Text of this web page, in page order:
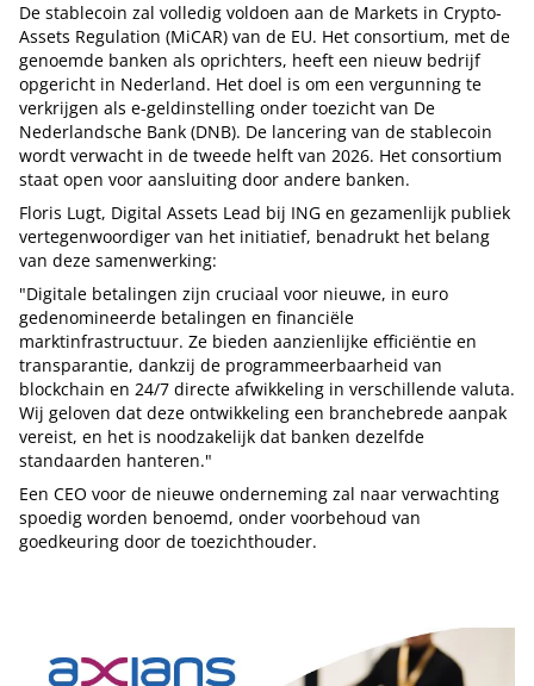
De stablecoin zal volledig voldoen aan de Markets in Crypto-
Assets Regulation (MiCAR) van de EU. Het consortium, met de
genoemde banken als oprichters, heeft een nieuw bedrijf
opgericht in Nederland. Het doel is om een vergunning te
verkrijgen als e-geldinstelling onder toezicht van De
Nederlandsche Bank (DNB). De lancering van de stablecoin
wordt verwacht in de tweede helft van 2026. Het consortium
staat open voor aansluiting door andere banken.
Floris Lugt, Digital Assets Lead bij ING en gezamenlijk publiek
vertegenwoordiger van het initiatief, benadrukt het belang
van deze samenwerking:
"Digitale betalingen zijn cruciaal voor nieuwe, in euro
gedenomineerde betalingen en financiële
marktinfrastructuur. Ze bieden aanzienlijke efficiëntie en
transparantie, dankzij de programmeerbaarheid van
blockchain en 24/7 directe afwikkeling in verschillende valuta.
Wij geloven dat deze ontwikkeling een branchebrede aanpak
vereist, en het is noodzakelijk dat banken dezelfde
standaarden hanteren."
Een CEO voor de nieuwe onderneming zal naar verwachting
spoedig worden benoemd, onder voorbehoud van
goedkeuring door de toezichthouder.